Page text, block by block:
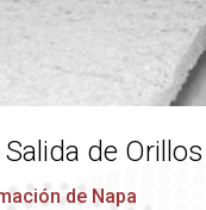
de
de Napa